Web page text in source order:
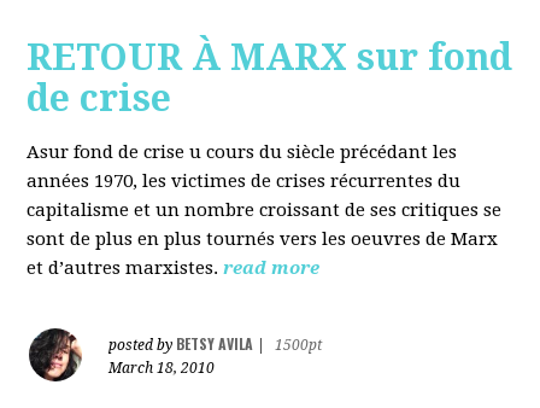
RETOUR À MARX sur fond
de crise
Asur fond de crise u cours du siècle précédant les
années 1970, les victimes de crises récurrentes du
capitalisme et un nombre croissant de ses critiques se
sont de plus en plus tournés vers les oeuvres de Marx
et d’autres marxistes. read more
posted by BETSY AVILA
1500pt
March 18, 2010